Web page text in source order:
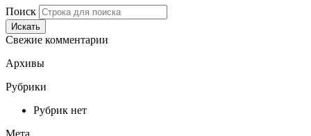
Поиск
Искать
Свежие комментарии
Архивы
Рубрики
Рубрик нет
Мета